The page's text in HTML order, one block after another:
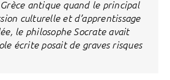
antique quand le principal
culturelle et d’apprentissage
le philosophe Socrate avait
écrite posait de graves risques